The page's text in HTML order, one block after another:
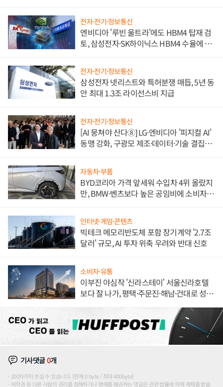
전자·전기·정보통신
엔비디아 '루빈 울트라'에도 HBM4 탑재 검
토, 삼성전자·SK하이닉스 HBM4 수율에 주
전자·전기·정보통신
삼성전자 넷리스트와 특허분쟁 매듭, 5년 동
안 최대 1.3조 라이선스비 지급
전자·전기·정보통신
[AI 뭉쳐야 산다⑧] LG·엔비디아 '피지컬 AI'
동맹 강화, 구광모 제조·데이터·기술 결집
자동차·부품
BYD코리아 가격 앞세워 수입차 4위 올랐지
만, BMW·벤츠보다 높은 공임비에 소비자
인터넷·게임·콘텐츠
빅테크 메모리반도체 포함 장기계약 '2.7조
달러' 규모, AI 투자 위축 우려와 반대 신호
소비자·유통
이부진 야심작 '신라스테이' 서울신라호텔
보다 잘 나가, 평택·주문진·해남·건대로 성
기사댓글0개
200자까지 쓰실 수 있습니다. (현재 0 byte / 최대 400byte)
저작권 등 다른 사람의 권리를 침해하거나 명예를 훼손하는 댓글은 관련 법률에 의해 제재를 받을